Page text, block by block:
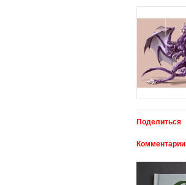
Поделиться
Комментарии